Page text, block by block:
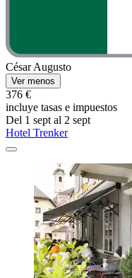
César Augusto
Ver menos
376 €
incluye tasas e impuestos
Del 1 sept al 2 sept
Hotel Trenker